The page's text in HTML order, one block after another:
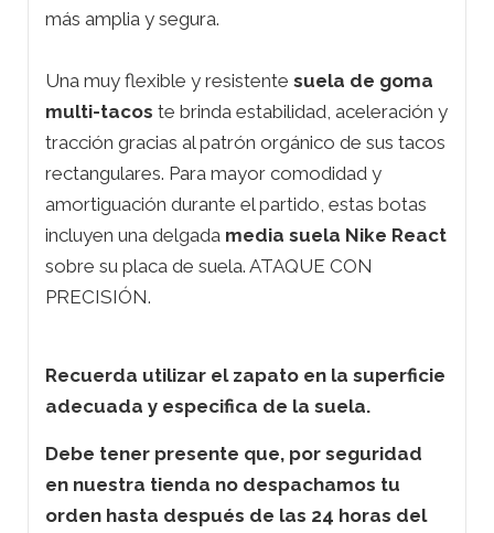
más amplia y segura.
Una muy flexible y resistente suela de goma
multi-tacos te brinda estabilidad, aceleración y
tracción gracias al patrón orgánico de sus tacos
rectangulares. Para mayor comodidad y
amortiguación durante el partido, estas botas
incluyen una delgada media suela Nike React
sobre su placa de suela. ATAQUE CON
PRECISIÓN.
Recuerda utilizar el zapato en la superficie
adecuada y especifica de la suela.
Debe tener presente que, por seguridad
en nuestra tienda no despachamos tu
orden hasta después de las 24 horas del